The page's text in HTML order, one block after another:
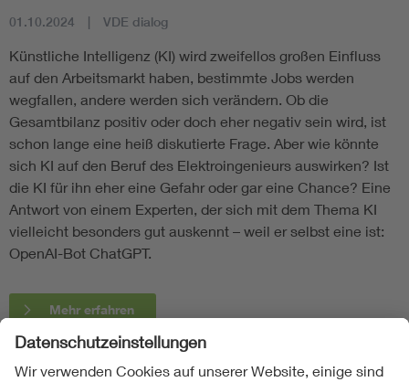
01.10.2024 VDE dialog
Künstliche Intelligenz (KI) wird zweifellos großen Einfluss
auf den Arbeitsmarkt haben, bestimmte Jobs werden
wegfallen, andere werden sich verändern. Ob die
Gesamtbilanz positiv oder doch eher negativ sein wird, ist
schon lange eine heiß diskutierte Frage. Aber wie könnte
sich KI auf den Beruf des Elektroingenieurs auswirken? Ist
die KI für ihn eher eine Gefahr oder gar eine Chance? Eine
Antwort von einem Experten, der sich mit dem Thema KI
vielleicht besonders gut auskennt – weil er selbst eine ist:
OpenAI-Bot ChatGPT.
Mehr erfahren